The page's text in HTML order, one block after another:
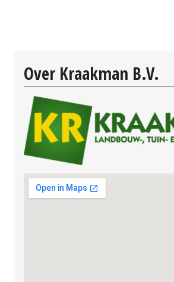
Over Kraakman B.V.